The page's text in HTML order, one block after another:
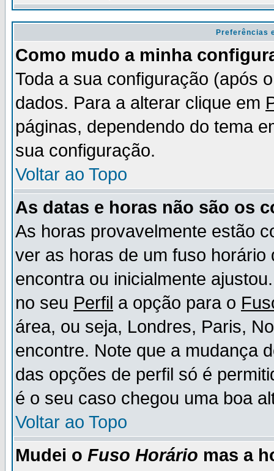
Preferências
Como mudo a minha
Toda a sua configuração (após
dados. Para a alterar clique em
páginas, dependendo do tema
sua configuração.
Voltar ao Topo
As datas e horas não são os
As horas provavelmente estão
ver as horas de um fuso
encontra ou inicialmente
no seu Perfil a opção para o
área, ou seja, Londres, Paris,
encontre. Note que a mudança
das opções de perfil só é
é o seu caso chegou uma boa
Voltar ao Topo
Mudei o Fuso Horário mas a